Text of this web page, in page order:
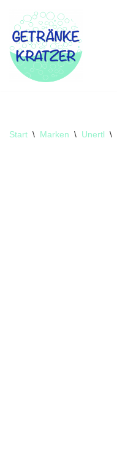
Zum
Inhalt
springen
Start \ Marken \ Unertl \